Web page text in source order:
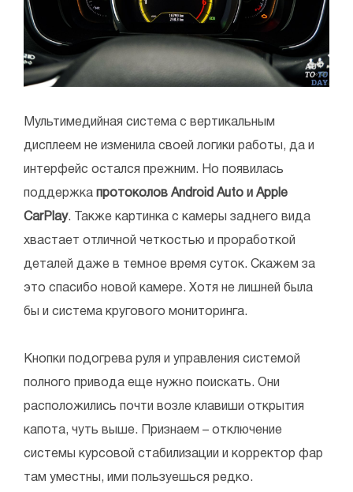
Мультимедийная система с вертикальным
дисплеем не изменила своей логики работы, да и
интерфейс остался прежним. Но появилась
поддержка протоколов Android Auto и Apple
CarPlay. Также картинка с камеры заднего вида
хвастает отличной четкостью и проработкой
деталей даже в темное время суток. Скажем за
это спасибо новой камере. Хотя не лишней была
бы и система кругового мониторинга.
Кнопки подогрева руля и управления системой
полного привода еще нужно поискать. Они
расположились почти возле клавиши открытия
капота, чуть выше. Признаем – отключение
системы курсовой стабилизации и корректор фар
там уместны, ими пользуешься редко.